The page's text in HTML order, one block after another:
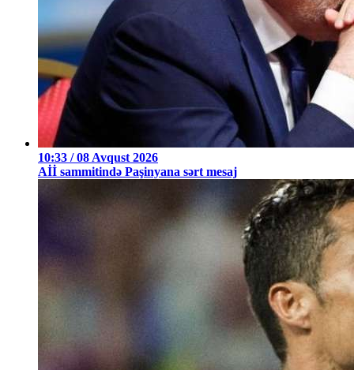
10:33 / 08 Avqust 2026
Aİİ sammitində Paşinyana sərt mesaj